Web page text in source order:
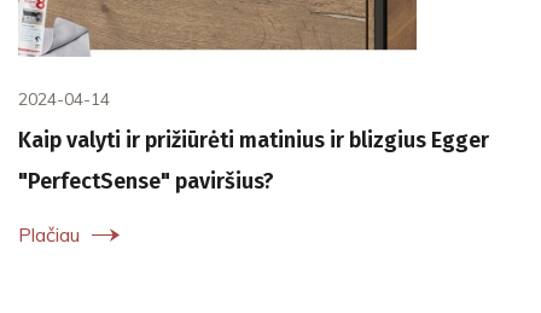
2024-04-14
Kaip valyti ir prižiūrėti matinius ir blizgius Egger
"PerfectSense" paviršius?
Plačiau